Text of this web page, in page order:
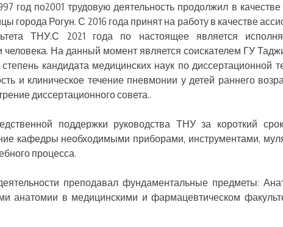
год по2001 трудовую деятельность продолжил в
города Рогун. С 2016 года принят на работу в качестве
ТНУ.С 2021 года по настоящее является
На данный момент является соискателем ГУ
кандидата медицинских наук по диссертационной
и клиническое течение пневмонии у детей раннего
диссертационного совета..
поддержки руководства ТНУ за короткий
кафедры необходимыми приборами, инструментами,
процесса.
преподавал фундаментальные предметы:
анатомии в медицинскими и фармацевтическом